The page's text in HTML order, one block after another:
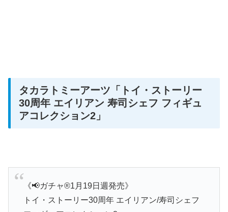
タカラトミーアーツ「トイ・ストーリー
30周年 エイリアン 寿司シェフ フィギュ
アコレクション2」
《📢ガチャ®︎1月19日週発売》
トイ・ストーリー30周年 エイリアン/寿司シェフ